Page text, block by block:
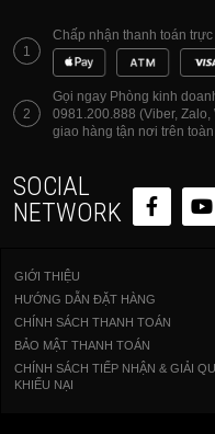
1
Chấp nhận thanh toán
2
Gọi ngay Phòng kinh
0981.200.888 (Viber,
giao hàng tận nơi trên toàn
SOCIAL
NETWORK
GIỚI THIỆU
HƯỚNG DẪN ĐẶT HÀNG
CHÍNH SÁCH THANH TOÁN
BẢO MẬT THANH TOÁN
CHÍNH SÁCH TIẾP NHẬN & GIẢI
KHIẾU NẠI